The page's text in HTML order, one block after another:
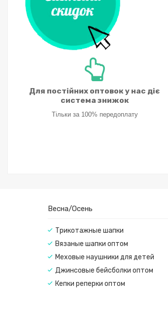
Для постійних оптовок у нас діє
система знижок
Тільки за 100% передоплату
Весна/Осень
Трикотажные шапки
Вязаные шапки оптом
Меховые наушники для детей
Джинсовые бейсболки оптом
Кепки реперки оптом